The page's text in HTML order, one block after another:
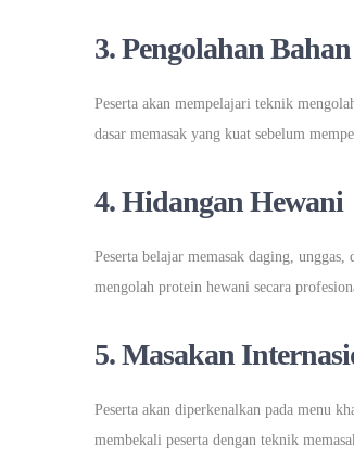
3. Pengolahan
Peserta akan mempelajari teknik
dasar memasak yang kuat sebelum
4. Hidangan Hewani
Peserta belajar memasak daging,
mengolah protein hewani secara
5. Masakan
Peserta akan diperkenalkan pada menu
membekali peserta dengan teknik